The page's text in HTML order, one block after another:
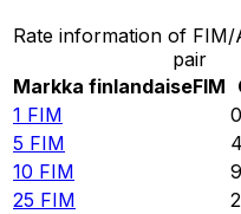
Rate information of
pair
Markka finlandaiseFIM
1 FIM
5 FIM
10 FIM
25 FIM